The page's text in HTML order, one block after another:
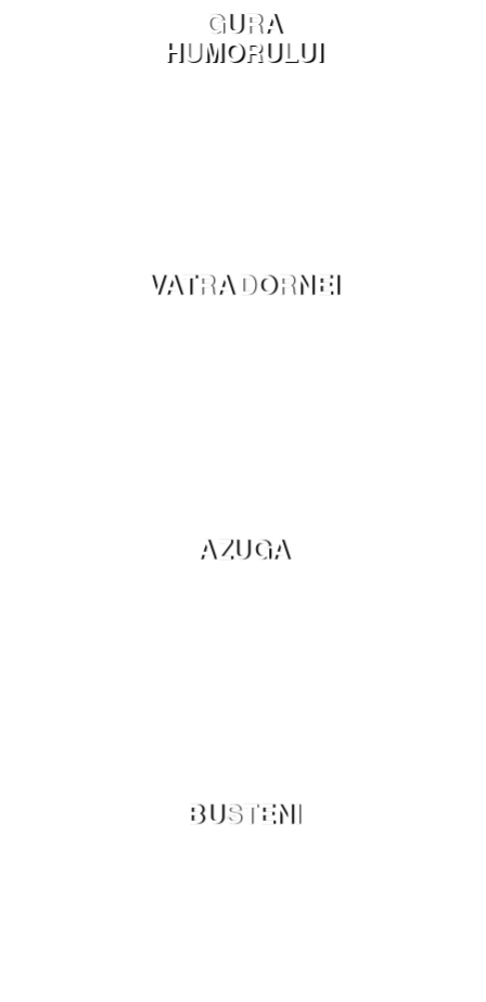
GURA
HUMORULUI
VATRA DORNEI
AZUGA
BUSTENI